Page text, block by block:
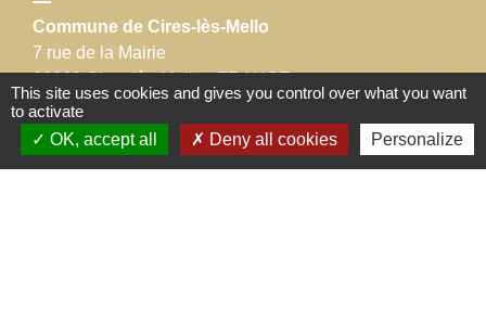
Commune de Cires-lès-Mello
7 rue de la Mairie
60660 Cires-lès-Mello - FRANCE
+33 3 44 56 40 11
Contact par formulaire
This site uses cookies and gives you control over what you want
to activate
OK, accept all
Deny all cookies Personalize